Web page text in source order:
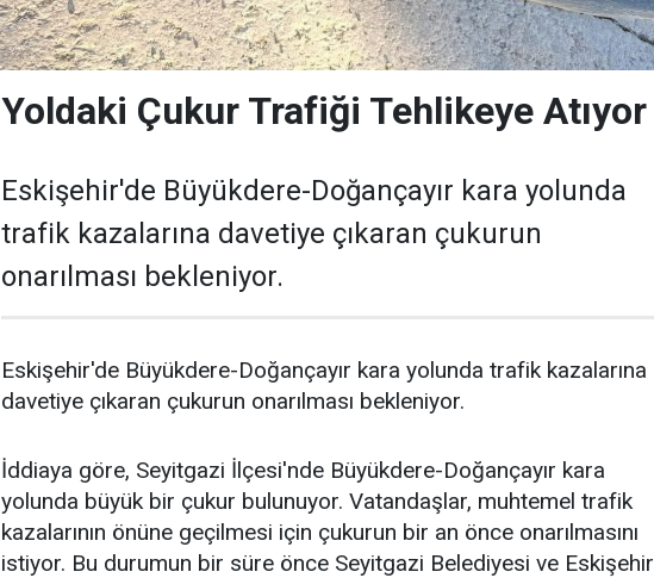
Yoldaki Çukur Trafiği Tehlikeye Atıyor
Eskişehir'de Büyükdere-Doğançayır kara yolunda
trafik kazalarına davetiye çıkaran çukurun
onarılması bekleniyor.
Eskişehir'de Büyükdere-Doğançayır kara yolunda trafik kazalarına
davetiye çıkaran çukurun onarılması bekleniyor.
İddiaya göre, Seyitgazi İlçesi'nde Büyükdere-Doğançayır kara
yolunda büyük bir çukur bulunuyor. Vatandaşlar, muhtemel trafik
kazalarının önüne geçilmesi için çukurun bir an önce onarılmasını
istiyor. Bu durumun bir süre önce Seyitgazi Belediyesi ve Eskişehir